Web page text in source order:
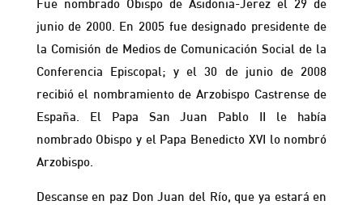
Fue nombrado Obispo de Asidonia-Jerez el 29 de
junio de 2000. En 2005 fue designado presidente de
la Comisión de Medios de Comunicación Social de la
Conferencia Episcopal; y el 30 de junio de 2008
recibió el nombramiento de Arzobispo Castrense de
España. El Papa San Juan Pablo II le había
nombrado Obispo y el Papa Benedicto XVI lo nombró
Arzobispo.
Descanse en paz Don Juan del Río, que ya estará en